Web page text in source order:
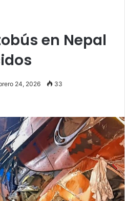
en Nepal
24, 2026 33